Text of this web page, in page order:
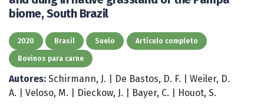
biome, South Brazil
2020 Brasil Suelo Artículo completo
Bovinos para carne
Autores: Schirmann, J. De Bastos, D. F.
Weiler, D.
A.
Veloso, M. Dieckow, J. Bayer, C. Houot, S.